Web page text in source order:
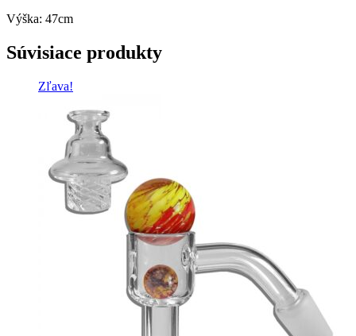
Výška: 47cm
Súvisiace produkty
Zľava!